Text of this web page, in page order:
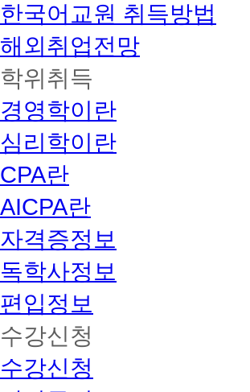
한국어교원 취득방법
해외취업전망
학위취득
경영학이란
심리학이란
CPA란
AICPA란
자격증정보
독학사정보
편입정보
수강신청
수강신청